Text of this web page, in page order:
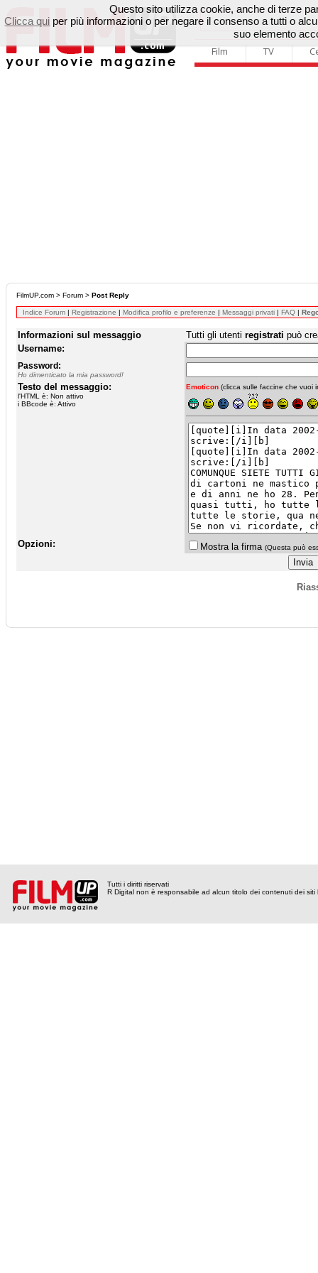
Film TV
FilmUP.com > Forum > Post Reply
Indice Forum | Registrazione | Modifica profilo e preferenze | Messaggi privati | FAQ |
Informazioni sul messaggio Tutti gli utenti registrati può
Username:
Password:
Ho dimenticato la mia password!
Testo del messaggio:
l'HTML è: Non attivo
i BBcode è: Attivo
Emoticon (clicca sulle faccine che vuoi
Opzioni: Mostra la firma (Questa può
Tutti i diritti riservati
R Digital non è responsabile ad alcun titolo dei contenuti dei siti
Questo sito utilizza cookie, anche di terze
Clicca qui per più informazioni o per negare il consenso a tutti o
suo elemento